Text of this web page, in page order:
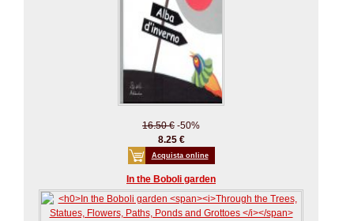
16.50 € -50%
8.25 €
Acquista online
In the Boboli garden